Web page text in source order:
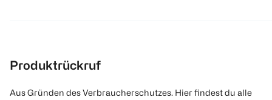
Produktrückruf
Aus Gründen des Verbraucherschutzes. Hier findest du alle